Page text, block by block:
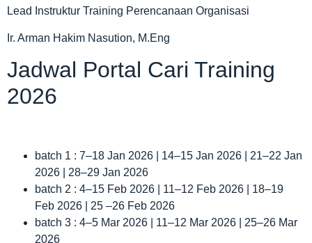
Lead Instruktur Training Perencanaan Organisasi
Ir. Arman Hakim Nasution, M.Eng
Jadwal Portal Cari Training
2026
batch 1 : 7–18 Jan 2026 | 14–15 Jan 2026 | 21–22 Jan
2026 | 28–29 Jan 2026
batch 2 : 4–15 Feb 2026 | 11–12 Feb 2026 | 18–19
Feb 2026 | 25 –26 Feb 2026
batch 3 : 4–5 Mar 2026 | 11–12 Mar 2026 | 25–26 Mar
2026